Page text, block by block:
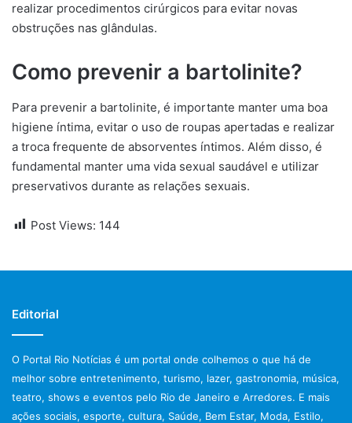
realizar procedimentos cirúrgicos para evitar novas
obstruções nas glândulas.
Como prevenir a bartolinite?
Para prevenir a bartolinite, é importante manter uma boa
higiene íntima, evitar o uso de roupas apertadas e realizar
a troca frequente de absorventes íntimos. Além disso, é
fundamental manter uma vida sexual saudável e utilizar
preservativos durante as relações sexuais.
Post Views: 144
Editorial
O Portal Rio Notícias é um portal onde colhemos o que há de
melhor sobre entretenimento, turismo, lazer, gastronomia, música,
teatro, shows e eventos pelo Rio de Janeiro e Arredores. E mais
ações sociais, esporte, cultura, Saúde, Bem Estar, Moda, Estilo,